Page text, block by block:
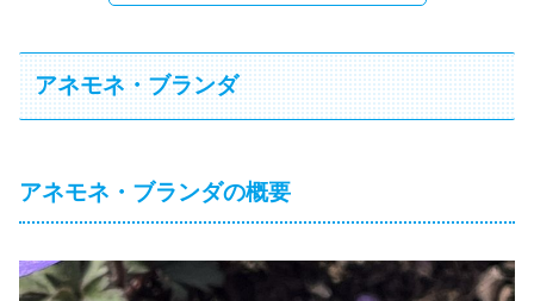
アネモネ・ブランダ
アネモネ・ブランダの概要